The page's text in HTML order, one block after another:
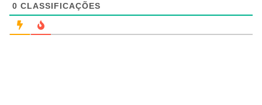
a
ó
0 CLASSIFICAÇÕES